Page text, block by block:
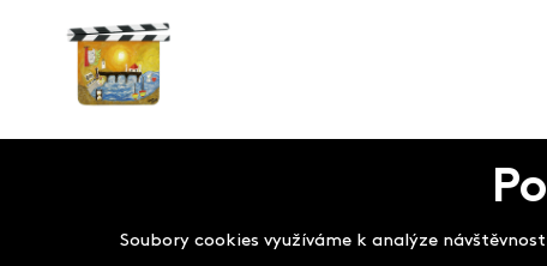
Salon filmových
Soubory cookies využíváme k analýze